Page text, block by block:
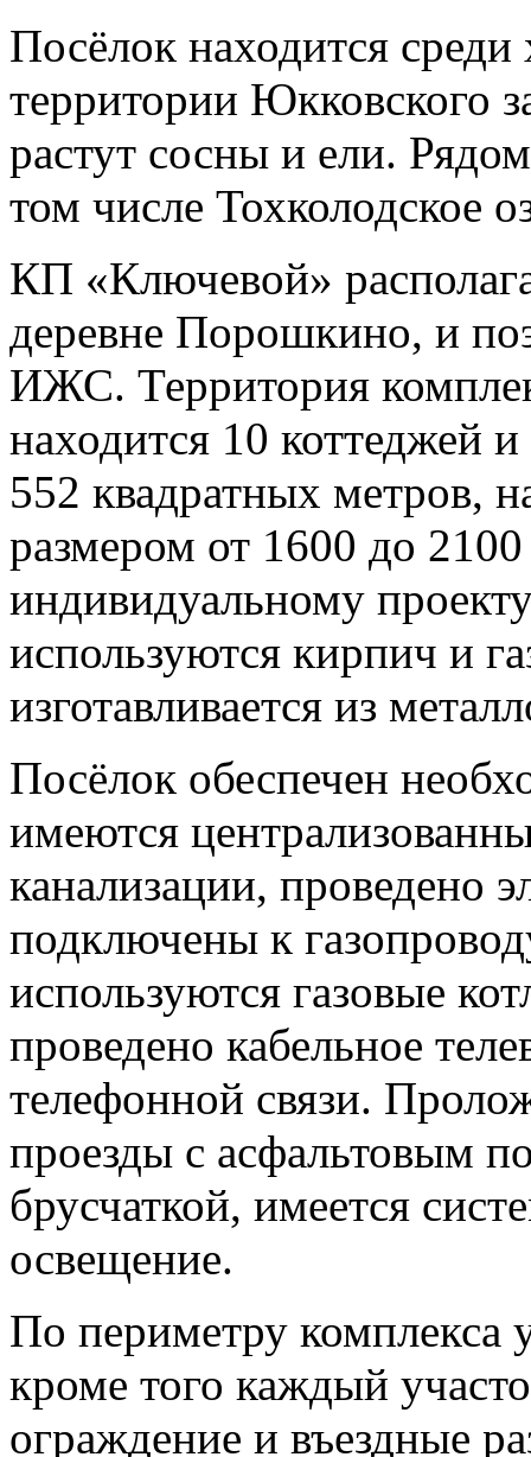
Посёлок находится среди
территории Юкковского
растут сосны и ели.
том числе Тохколодское
КП «Ключевой»
деревне Порошкино, и
ИЖС. Территория
находится 10 коттеджей
552 квадратных метров,
размером от 1600 до
индивидуальному
используются кирпич и
изготавливается из
Посёлок обеспечен
имеются
канализации, проведено
подключены к
используются газовые
проведено кабельное
телефонной связи.
проезды с асфальтовым
брусчаткой, имеется
освещение.
По периметру комплекса
кроме того каждый
ограждение и въездные